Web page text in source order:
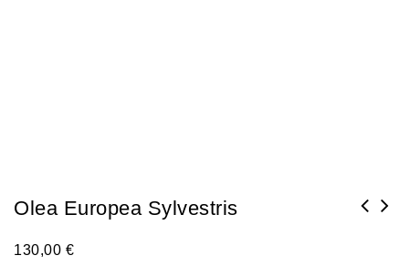
Olea Europea Sylvestris
130,00€